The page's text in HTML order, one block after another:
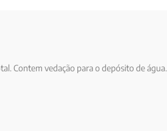
Contem vedação para o depósito de água.